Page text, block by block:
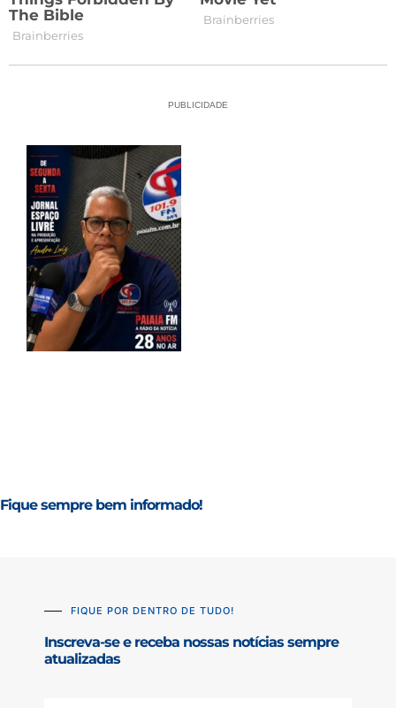
PUBLICIDADE
Fique sempre bem informado!
FIQUE POR DENTRO DE TUDO!
Inscreva-se e receba nossas notícias sempre
atualizadas